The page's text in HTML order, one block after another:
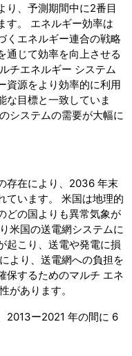
り、予測期間中に2番目
す。 エネルギー効率は
くエネルギー連合の戦略
通じて効率を向上させる
チエネルギー システム
資源をより効率的に利用
な目標と一致していま
システムの需要が大幅に
存在により、2036 年末
ています。 米国は地理的
どの国よりも異常気象が
米国の送電網システムに
起こり、送電や発電に損
より、送電網への負担を
保するためのマルチ エネ
があります。
2013ー2021 年の間に 6